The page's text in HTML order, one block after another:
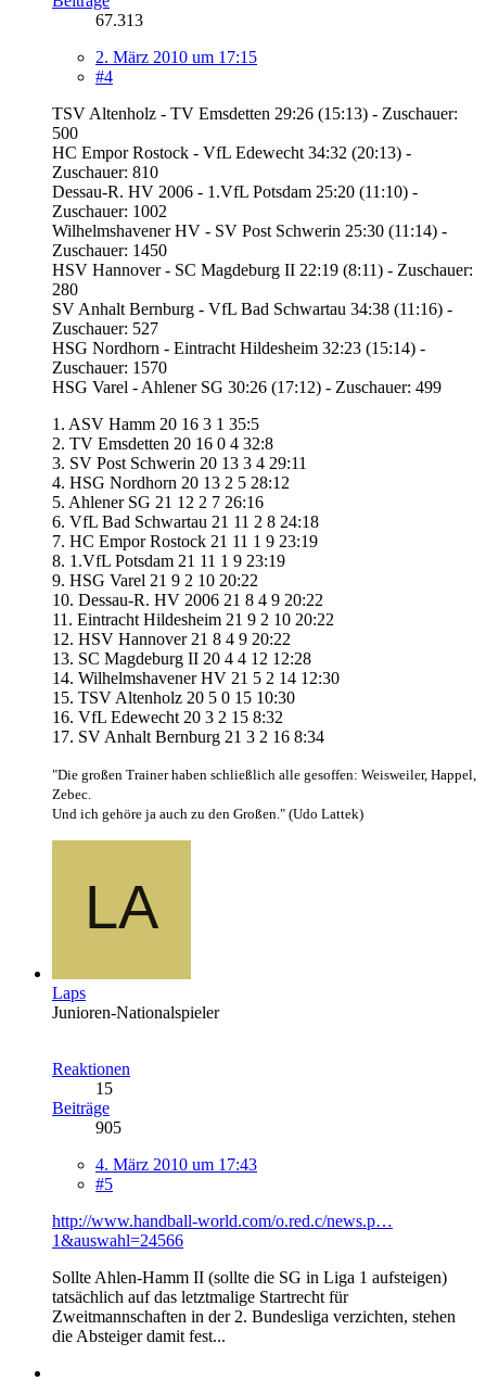
67.313
2. März 2010 um 17:15
#4
TSV Altenholz - TV Emsdetten 29:26 (15:13) - Zuschauer:
500
HC Empor Rostock - VfL Edewecht 34:32 (20:13) -
Zuschauer: 810
Dessau-R. HV 2006 - 1.VfL Potsdam 25:20 (11:10) -
Zuschauer: 1002
Wilhelmshavener HV - SV Post Schwerin 25:30 (11:14) -
Zuschauer: 1450
HSV Hannover - SC Magdeburg II 22:19 (8:11) - Zuschauer:
280
SV Anhalt Bernburg - VfL Bad Schwartau 34:38 (11:16) -
Zuschauer: 527
HSG Nordhorn - Eintracht Hildesheim 32:23 (15:14) -
Zuschauer: 1570
HSG Varel - Ahlener SG 30:26 (17:12) - Zuschauer: 499
1. ASV Hamm 20 16 3 1 35:5
2. TV Emsdetten 20 16 0 4 32:8
3. SV Post Schwerin 20 13 3 4 29:11
4. HSG Nordhorn 20 13 2 5 28:12
5. Ahlener SG 21 12 2 7 26:16
6. VfL Bad Schwartau 21 11 2 8 24:18
7. HC Empor Rostock 21 11 1 9 23:19
8. 1.VfL Potsdam 21 11 1 9 23:19
9. HSG Varel 21 9 2 10 20:22
10. Dessau-R. HV 2006 21 8 4 9 20:22
11. Eintracht Hildesheim 21 9 2 10 20:22
12. HSV Hannover 21 8 4 9 20:22
13. SC Magdeburg II 20 4 4 12 12:28
14. Wilhelmshavener HV 21 5 2 14 12:30
15. TSV Altenholz 20 5 0 15 10:30
16. VfL Edewecht 20 3 2 15 8:32
17. SV Anhalt Bernburg 21 3 2 16 8:34
"Die großen Trainer haben schließlich alle gesoffen: Weisweiler, Happel,
Zebec.
Und ich gehöre ja auch zu den Großen." (Udo Lattek)
Laps
Junioren-Nationalspieler
Reaktionen
15
Beiträge
905
4. März 2010 um 17:43
#5
http://www.handball-world.com/o.red.c/news.p…
1&auswahl=24566
Sollte Ahlen-Hamm II (sollte die SG in Liga 1 aufsteigen)
tatsächlich auf das letztmalige Startrecht für
Zweitmannschaften in der 2. Bundesliga verzichten, stehen
die Absteiger damit fest...